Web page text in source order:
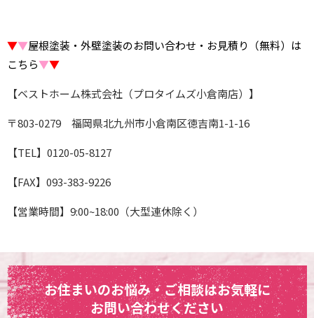
▼▼屋根塗装・外壁塗装のお問い合わせ・お見積り（無料）は
こちら▼▼
【ベストホーム株式会社（プロタイムズ小倉南店）】
〒803-0279 福岡県北九州市小倉南区徳吉南1-1-16
【TEL】0120-05-8127
【FAX】093-383-9226
【営業時間】9:00~18:00（大型連休除く）
お住まいのお悩み・ご相談はお気軽に
お問い合わせください